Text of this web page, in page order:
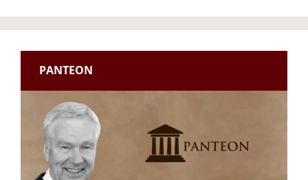
PANTEON